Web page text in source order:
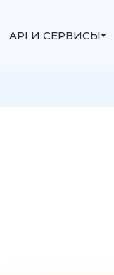
API И СЕРВИСЫ